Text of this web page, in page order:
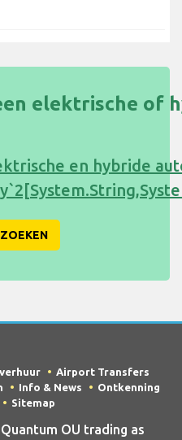
elektrische of
en hybride
Airport Transfers
Info & News
Ontkenning
Sitemap
OU trading as